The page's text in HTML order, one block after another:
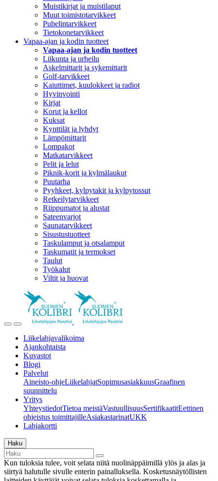
Muistikirjat ja muistilaput
Muut toimistotarvikkeet
Puhelintarvikkeet
Tietokonetarvikkeet
Vapaa-ajan ja kodin tuotteet
Vapaa-ajan ja kodin tuotteet
Liikunta ja urheilu
Askelmittarit ja sykemittarit
Golf-tarvikkeet
Kaiuttimet, kuulokkeet ja radiot
Hyvinvointi
Kirjat
Korut ja kellot
Kuksat
Kynttilät ja lyhdyt
Lämpömittarit
Lompakot
Matkatarvikkeet
Pelit ja lelut
Piknik-korit ja kylmälaukut
Puutarha
Pyyhkeet, kylpytakit ja kylpytossut
Retkeilytarvikkeet
Riippumatot ja alustat
Sateenvarjot
Saunatarvikkeet
Sisustustuotteet
Taskulamput ja otsalamput
Taskumatit ja termokset
Taulut
Työkalut
Viltit ja huovat
Liikelahjavalikoima
Ajankohtaista
Kuvastot
Blogi
Palvelut
Aineisto-ohjeLiikelahjatSopimusasiakkuusGraafinen
suunnittelu
Yritys
YhteystiedotTietoa meistäVastuullisuusSertifikaatitEettinen
ohjeistus toimittajilleAsiakastarinatUKK
Lahjakortti
Haku
Kun tuloksia tulee, voit selata niitä nuolinäppäimillä ylös ja alas ja
siirtyä halutulle sivulle enterin painalluksella. Kosketusnäytöllisten